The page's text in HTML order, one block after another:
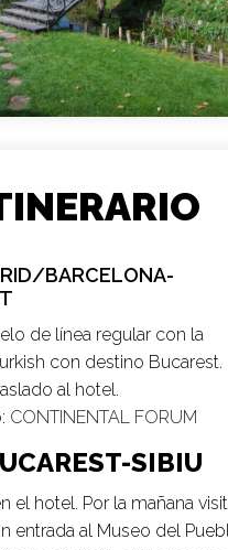
BARCELONA-
de línea regular con la
con destino Bucarest.
al hotel.
CONTINENTAL FORUM
SIBIU
el hotel. Por la mañana
entrada al Museo del